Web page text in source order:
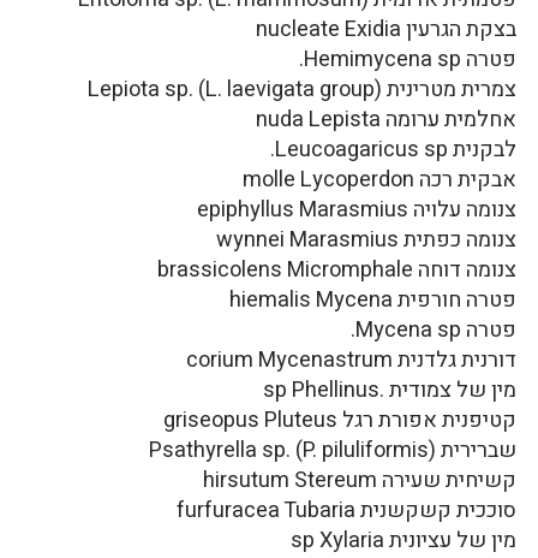
בצקת הגרעין nucleate Exidia
פטרה Hemimycena sp.
צמרית מטרינית Lepiota sp. (L. laevigata group)
אחלמית ערומה nuda Lepista
לבקנית Leucoagaricus sp.
אבקית רכה molle Lycoperdon
צנומה עלויה epiphyllus Marasmius
צנומה כפתית wynnei Marasmius
צנומה דוחה brassicolens Micromphale
פטרה חורפית hiemalis Mycena
פטרה Mycena sp.
דורנית גלדנית corium Mycenastrum
מין של צמודית .sp Phellinus
קטיפנית אפורת רגל griseopus Pluteus
שברירית Psathyrella sp. (P. piluliformis)
קשיחית שעירה hirsutum Stereum
סוככית קשקשנית furfuracea Tubaria
מין של עציונית sp Xylaria